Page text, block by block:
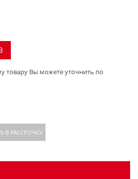
Вы можете уточнить по
В РАССРОЧКУ